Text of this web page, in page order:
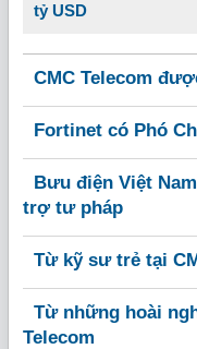
tỷ USD
CMC Telecom
Fortinet có Phó
Bưu điện Việt
trợ tư pháp
Từ kỹ sư trẻ tại
Từ những hoài
Telecom